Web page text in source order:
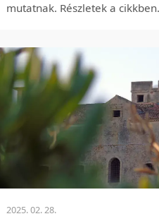
mutatnak. Részletek a cikkben.
2025. 02. 28.